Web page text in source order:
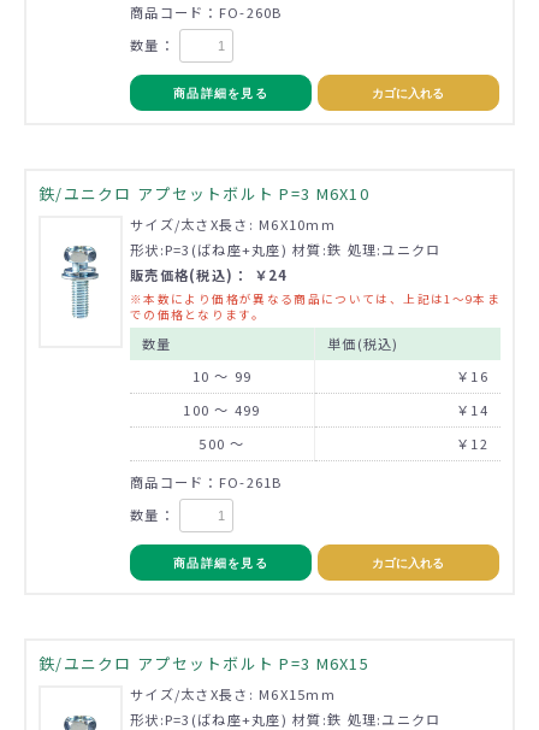
商品コード：FO-260B
数量：
商品詳細を見る カゴに入れる
鉄/ユニクロ アプセットボルト P=3 M6X10
サイズ/太さX長さ: M6X10mm
形状:P=3(ばね座+丸座) 材質:鉄 処理:ユニクロ
販売価格(税込)： ￥24
※本数により価格が異なる商品については、上記は1～9本ま
での価格となります。
数量
単価(税込)
10 ～ 99
￥16
100 ～ 499
￥14
500 ～
￥12
商品コード：FO-261B
数量：
商品詳細を見る カゴに入れる
鉄/ユニクロ アプセットボルト P=3 M6X15
サイズ/太さX長さ: M6X15mm
形状:P=3(ばね座+丸座) 材質:鉄 処理:ユニクロ